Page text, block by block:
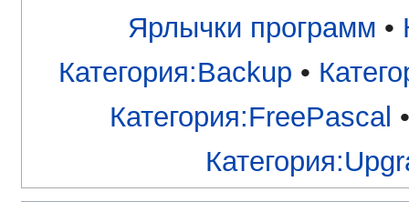
Ярлычки программ •
Категория:Backup •
Категория:FreePascal